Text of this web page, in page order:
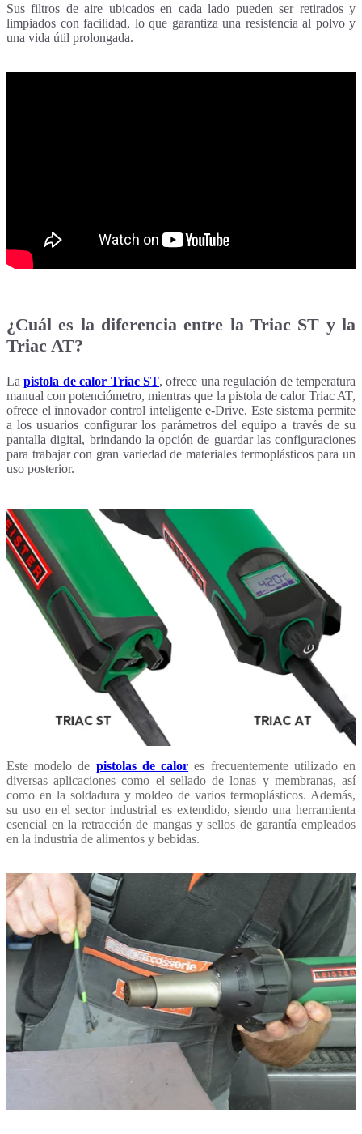
Sus filtros de aire ubicados en cada lado pueden ser retirados y
limpiados con facilidad, lo que garantiza una resistencia al polvo y
una vida útil prolongada.
¿Cuál es la diferencia entre la Triac ST y la
Triac AT?
Lapistola de calor Triac ST, ofrece una regulación de temperatura
manual con potenciómetro, mientras que la pistola de calor Triac AT,
ofrece el innovador control inteligente e-Drive. Este sistema permite
a los usuarios configurar los parámetros del equipo a través de su
pantalla digital, brindando la opción de guardar las configuraciones
para trabajar con gran variedad de materiales termoplásticos para un
uso posterior.
Este modelo de pistolas de calor es frecuentemente utilizado en
diversas aplicaciones como el sellado de lonas y membranas, así
como en la soldadura y moldeo de varios termoplásticos. Además,
su uso en el sector industrial es extendido, siendo una herramienta
esencial en la retracción de mangas y sellos de garantía empleados
en la industria de alimentos y bebidas.